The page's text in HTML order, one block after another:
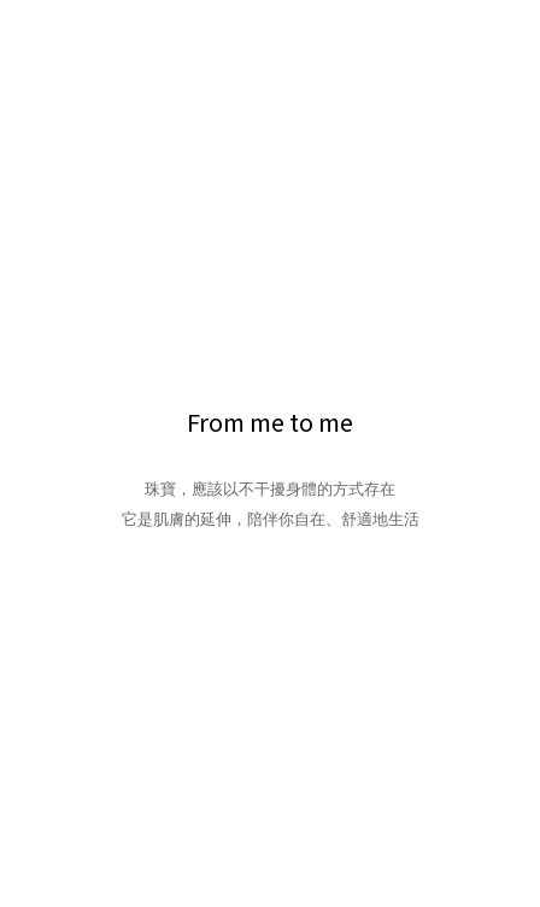
From me to me
珠寶，應該以不干擾身體的方式存在
它是肌膚的延伸，陪伴你自在、舒適地生活